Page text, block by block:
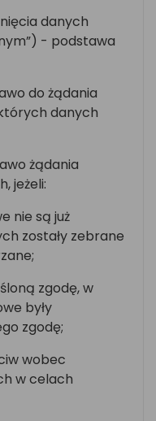
danych
- podstawa
do żądania
danych
żądania
jeżeli:
nie są już
zostały zebrane
zgodę, w
były
zgodę;
wobec
w celach